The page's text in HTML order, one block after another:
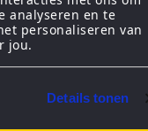
analyseren en te
personaliseren van
jou.
Details tonen
looking